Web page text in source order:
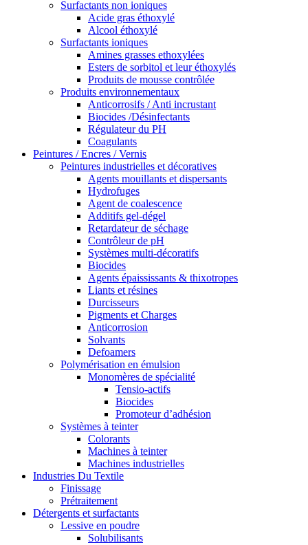
Surfactants non ioniques
Acide gras éthoxylé
Alcool éthoxylé
Surfactants ioniques
Amines grasses ethoxylées
Esters de sorbitol et leur éthoxylés
Produits de mousse contrôlée
Produits environnementaux
Anticorrosifs / Anti incrustant
Biocides /Désinfectants
Régulateur du PH
Coagulants
Peintures / Encres / Vernis
Peintures industrielles et décoratives
Agents mouillants et dispersants
Hydrofuges
Agent de coalescence
Additifs gel-dégel
Retardateur de séchage
Contrôleur de pH
Systèmes multi-décoratifs
Biocides
Agents épaississants & thixotropes
Liants et résines
Durcisseurs
Pigments et Charges
Anticorrosion
Solvants
Defoamers
Polymérisation en émulsion
Monomères de spécialité
Tensio-actifs
Biocides
Promoteur d’adhésion
Systèmes à teinter
Colorants
Machines à teinter
Machines industrielles
Industries Du Textile
Finissage
Prétraitement
Détergents et surfactants
Lessive en poudre
Solubilisants